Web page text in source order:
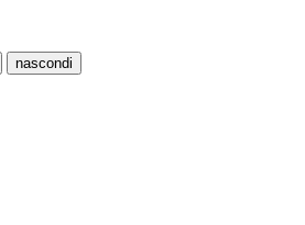
nascondi